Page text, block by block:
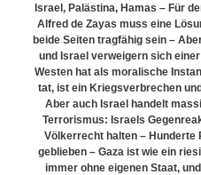
m
ö
g
l
i
c
h
Israel, Palästina, Hamas – Für
Alfred de Zayas muss eine
beide Seiten tragfähig sein –
und Israel verweigern sich
Westen hat als moralische
tat, ist ein Kriegsverbrechen
Aber auch Israel handelt
Terrorismus: Israels
Völkerrecht halten – Hunderte
geblieben – Gaza ist wie ein
immer ohne eigenen Staat,